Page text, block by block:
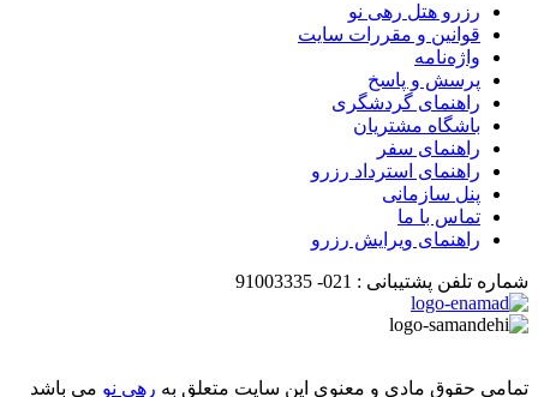
رزرو هتل رهی نو
قوانین و مقررات سایت
واژه‌نامه
پرسش و پاسخ
راهنمای گردشگری
باشگاه مشتریان
راهنمای سفر
راهنمای استرداد رزرو
پنل سازمانی
تماس با ما
راهنمای ویرایش رزرو
شماره تلفن پشتیبانی : 021-
91003335
تمامی حقوق مادی و معنوی این سایت متعلق به رهی نو می باشد